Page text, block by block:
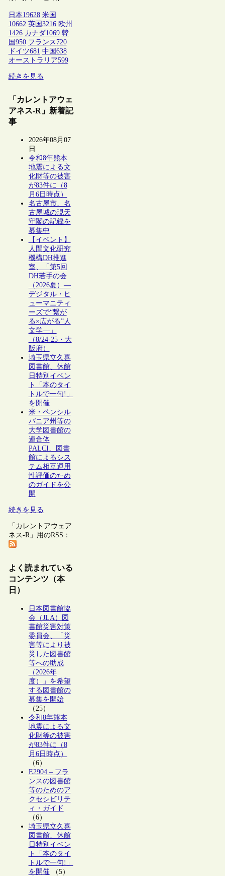
日本19628 米国
10662 英国 3216 欧州
1426 カナダ1069 韓
国 950 フランス 720
ドイツ681 中国 638
オーストラリア599
続きを見る
「カレントアウェ
アネス-R」新着記
事
2026年08月07
日
令和8年熊本
地震による文
化財等の被害
が83件に（8
月6日時点）
名古屋市、名
古屋城の現天
守閣の記録を
募集中
【イベント】
人間文化研究
機構DH推進
室、「第5回
DH若手の会
（2026夏）―
デジタル・ヒ
ューマニティ
ーズで“繋が
る×広がる”人
文学―」
（8/24-25・大
阪府）
埼玉県立久喜
図書館、休館
日特別イベン
ト「本のタイ
トルで一句!」
を開催
米・ペンシル
バニア州等の
大学図書館の
連合体
PALCI、図書
館によるシス
テム相互運用
性評価のため
のガイドを公
開
続きを見る
「カレントアウェア
ネス-R」用のRSS：
よく読まれている
コンテンツ（本
日）
日本図書館協
会（JLA）図
書館災害対策
委員会、「災
害等により被
災した図書館
等への助成
（2026年
度）」を希望
する図書館の
募集を開始
（25）
令和8年熊本
地震による文
化財等の被害
が83件に（8
月6日時点）
（6）
E2904 – フラ
ンスの図書館
等のためのア
クセシビリテ
ィ・ガイド
（6）
埼玉県立久喜
図書館、休館
日特別イベン
ト「本のタイ
トルで一句!」
を開催（5）